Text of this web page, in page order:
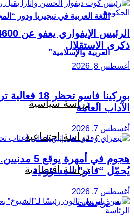
اللغة العربية في نيجيريا ودور
العربية والإسلامية”
دراسة سياسية
دراسة اجتماعية
دراسة اقتصادية
ترجمات
ذكرى الاستقلال
أغسطس 8, 2026
بوركينا فاسو
الآداب العامة
أغسطس 7, 2026
هجوم في
يُحمّل “فانو” المسؤولية
أغسطس 7, 2026